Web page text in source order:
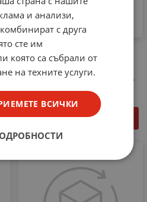
H.264 HVR
138.05 € / 270.00 лв.
КУПИ
и анализи,
с друга
сте им
която са събрали от
на техните услуги.
ВСИЧКИ